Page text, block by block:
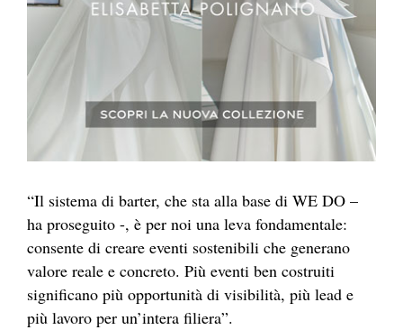
“Il sistema di barter, che sta alla base di WE DO –
ha proseguito -, è per noi una leva fondamentale:
consente di creare eventi sostenibili che generano
valore reale e concreto. Più eventi ben costruiti
significano più opportunità di visibilità, più lead e
più lavoro per un’intera filiera”.